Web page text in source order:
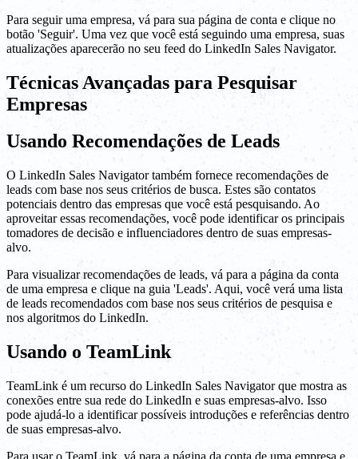
Para seguir uma empresa, vá para sua página de conta e clique no
botão 'Seguir'. Uma vez que você está seguindo uma empresa, suas
atualizações aparecerão no seu feed do LinkedIn Sales Navigator.
Técnicas Avançadas para Pesquisar
Empresas
Usando Recomendações de Leads
O LinkedIn Sales Navigator também fornece recomendações de
leads com base nos seus critérios de busca. Estes são contatos
potenciais dentro das empresas que você está pesquisando. Ao
aproveitar essas recomendações, você pode identificar os principais
tomadores de decisão e influenciadores dentro de suas empresas-
alvo.
Para visualizar recomendações de leads, vá para a página da conta
de uma empresa e clique na guia 'Leads'. Aqui, você verá uma lista
de leads recomendados com base nos seus critérios de pesquisa e
nos algoritmos do LinkedIn.
Usando o TeamLink
TeamLink é um recurso do LinkedIn Sales Navigator que mostra as
conexões entre sua rede do LinkedIn e suas empresas-alvo. Isso
pode ajudá-lo a identificar possíveis introduções e referências dentro
de suas empresas-alvo.